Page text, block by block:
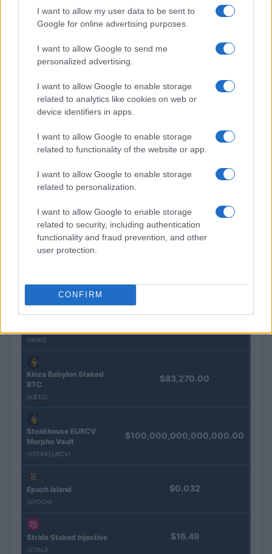
I want to allow my user data to be sent to
Google for online advertising purposes.
I want to allow Google to send me
personalized advertising.
I want to allow Google to enable storage
related to analytics like cookies on web or
device identifiers in apps.
I want to allow Google to enable storage
related to functionality of the website or app.
I want to allow Google to enable storage
related to personalization.
I want to allow Google to enable storage
related to security, including authentication
functionality and fraud prevention, and other
user protection.
CONFIRM
NEWS
La macchina usata più affidabile: un investimento che esige
ponderazione
QUOTAZIONI CRYPTO
Eureka Bridged PAX
(PAXG)
Kinza Babylon Staked
BTC
(KBTC)
$83,270.00
Steakhouse EURCV
Morpho Vault
(STEAKEURCV)
$100,000,000,000,000.00
Epoch Island
(EPOCH)
$0.032
Stride Staked Injective
(STINJ)
$16.49